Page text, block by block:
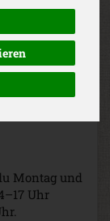
Montag und
Uhr